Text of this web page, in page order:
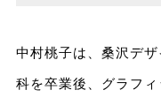
中村桃子は、桑沢デ
科を卒業後、グラフ